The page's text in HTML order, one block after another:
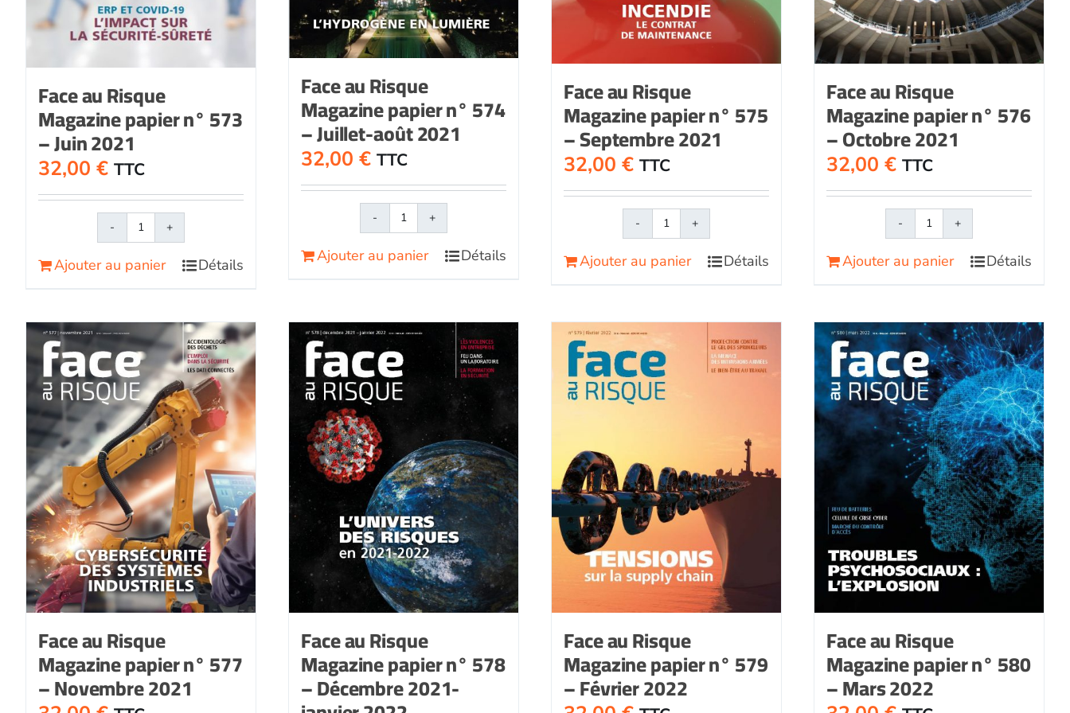
Face au Risque
Magazine papier n° 573
– Juin 2021
32,00 € TTC
quantité
Face
papier
n°
573
-
Juin
2021
Ajouter au panier Détails
Face au Risque
Magazine papier n° 574
– Juillet-août 2021
32,00 € TTC
quantité
Face
n°
574
-
Juillet-
2021
Ajouter au panier Détails
Face au Risque
Magazine papier n° 575
– Septembre 2021
32,00 € TTC
quantité
Face
papier
575
-
Septembre
Ajouter au panier Détails
Face au Risque
Magazine papier n° 576
– Octobre 2021
32,00 € TTC
quantité
Face
papier
n°
576
-
Octobre
2021
Ajouter au panier Détails
Face au Risque
Magazine papier n° 577
– Novembre 2021
Face au Risque
Magazine papier n° 578
– Décembre 2021-
Face au Risque
Magazine papier n° 579
– Février 2022
Face au Risque
Magazine papier n° 580
– Mars 2022